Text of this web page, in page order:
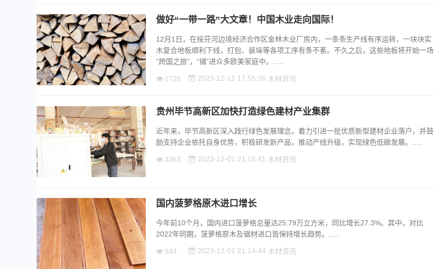
做好“一带一路”大文章！中国木业走向国际！
12月1日，在绥芬河边境经济合作区金林木业厂房内，一条条生产线有序运转，一块块实
木复合地板顺利下线，打包、装垛等各项工序有条不紊。不久之后，这些地板将开始一场
“跨国之旅”，“铺”进众多欧美家庭中。.....
2023-12-11 17:55:26 木材资讯
1726
贵州毕节高新区加快打造绿色建材产业集群
近年来，毕节高新区深入践行绿色发展理念，着力引进一批优质新型建材企业落户，并鼓
励支持企业依托自身优势，积极研发新产品，推动产线升级，实现绿色低碳发展。.....
2023-12-01 21:16:41 木材资讯
3363
国内菠萝格原木进口增长
今年前10个月，国内进口菠萝格总量达25.79万立方米，同比增长27.3%。其中，对比
2022年同期，菠萝格原木及锯材进口皆保持增长趋势。.....
2023-12-01 21:14:44 木材资讯
944